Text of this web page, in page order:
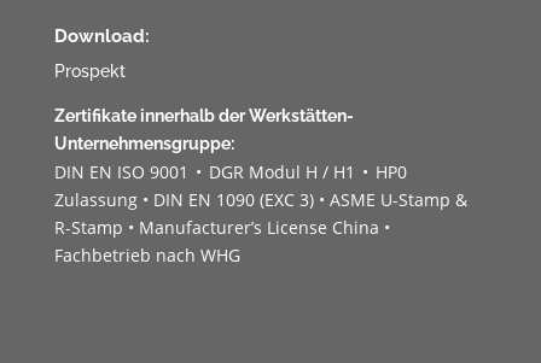
Download:
Prospekt
Zertifikate innerhalb der Werkstätten-
Unternehmensgruppe:
DIN EN ISO 9001 • DGR Modul H / H1 • HP0
Zulassung • DIN EN 1090 (EXC 3) • ASME U-Stamp &
R-Stamp • Manufacturer’s License China •
Fachbetrieb nach WHG